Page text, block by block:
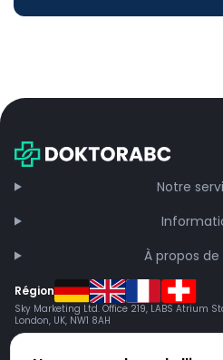
Notre
À propos de
Région
Sky Marketing Ltd. Office 219, LABS Atrium
London, UK, NW1 8AH